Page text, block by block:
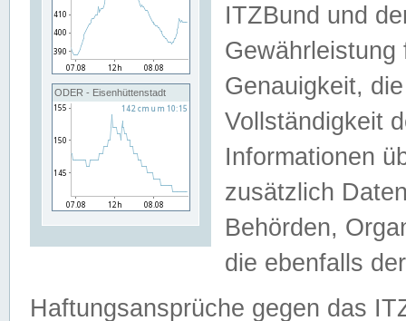
ODER - Eisenhüttenstadt
ITZBund und
Genauigkeit,
Vollständigkeit
Informationen
zusätzlich
Behörden,
die ebenfalls
Haftungsansprüche gegen das